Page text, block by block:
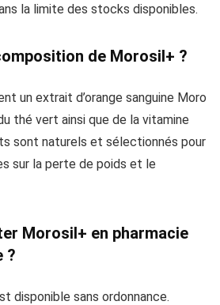
la limite des stocks disponibles.
de Morosil+ ?
un extrait d’orange sanguine Moro
thé vert ainsi que de la vitamine
sont naturels et sélectionnés pour
sur la perte de poids et le
Morosil+ en pharmacie
?
disponible sans ordonnance.